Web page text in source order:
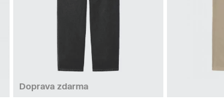
Doprava zdarma
30/32 31/3232/32